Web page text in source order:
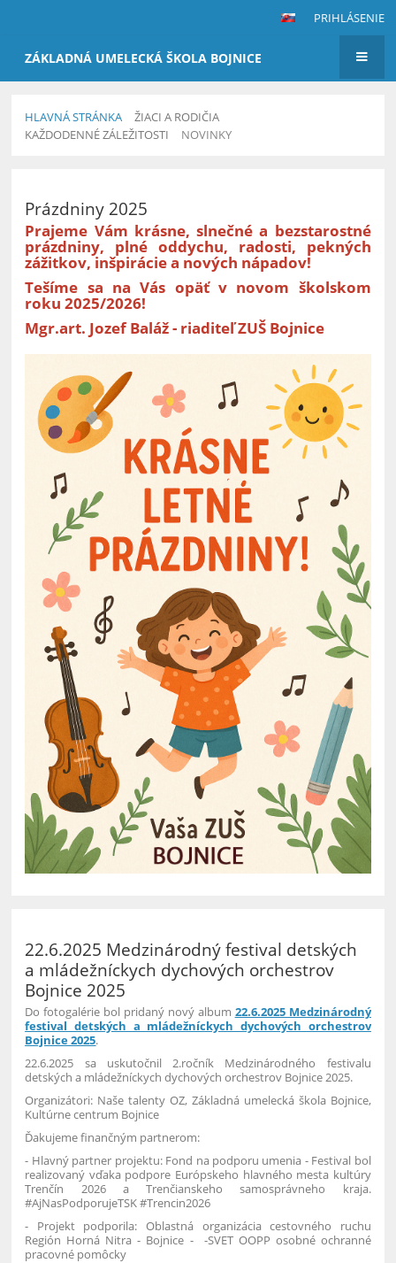
PRIHLÁSENIE
ZÁKLADNÁ UMELECKÁ ŠKOLA BOJNICE
HLAVNÁ STRÁNKA
ŽIACI A RODIČIA
KAŽDODENNÉ ZÁLEŽITOSTI
NOVINKY
Prázdniny 2025
Prajeme Vám krásne, slnečné a bezstarostné
prázdniny, plné oddychu, radosti, pekných
zážitkov, inšpirácie a nových nápadov!
Tešíme sa na Vás opäť v novom školskom
roku 2025/2026!
Mgr.art. Jozef Baláž - riaditeľ ZUŠ Bojnice
22.6.2025 Medzinárodný festival detských
a mládežníckych dychových orchestrov
Bojnice 2025
Do fotogalérie bol pridaný nový album 22.6.2025 Medzinárodný
festival detských a mládežníckych dychových orchestrov
Bojnice 2025.
22.6.2025 sa uskutočnil 2.ročník Medzinárodného festivalu
detských a mládežníckych dychových orchestrov Bojnice 2025.
Organizátori: Naše talenty OZ, Základná umelecká škola Bojnice,
Kultúrne centrum Bojnice
Ďakujeme finančným partnerom:
- Hlavný partner projektu: Fond na podporu umenia - Festival bol
realizovaný vďaka podpore Európskeho hlavného mesta kultúry
Trenčín 2026 a Trenčianskeho samosprávneho kraja.
#AjNasPodporujeTSK #Trencin2026
- Projekt podporila: Oblastná organizácia cestovného ruchu
Región Horná Nitra - Bojnice - -SVET OOPP osobné ochranné
pracovné pomôcky